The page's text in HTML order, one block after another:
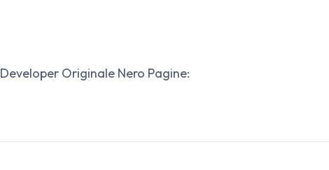
Developer Originale Nero Pagine: